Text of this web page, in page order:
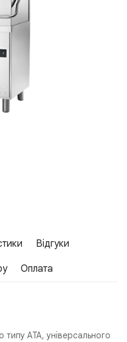
Відгуки
Оплата
ATA, універсального